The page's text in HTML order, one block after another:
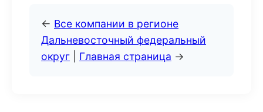
← Все компании в регионе
Дальневосточный федеральный
округ
Главная страница →